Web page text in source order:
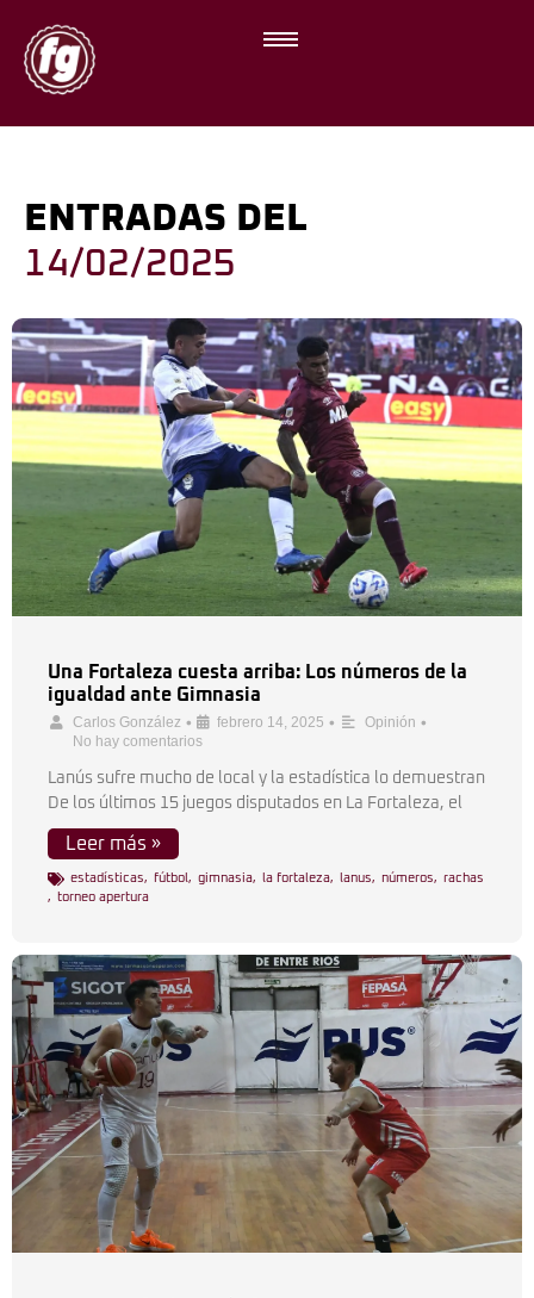
ENTRADAS DEL
14/02/2025
Una Fortaleza cuesta arriba: Los números de la
igualdad ante Gimnasia
Carlos González • febrero 14, 2025 • Opinión •
No hay comentarios
Lanús sufre mucho de local y la estadística lo demuestran
De los últimos 15 juegos disputados en La Fortaleza, el
Leer más »
estadísticas, fútbol , gimnasia, la fortaleza, lanus, números, rachas
,
torneo apertura